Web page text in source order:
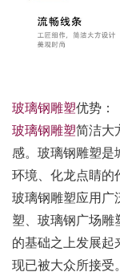
玻璃钢雕塑优势：
玻璃钢雕塑简洁大
感。玻璃钢雕塑是
环境、化龙点睛的
玻璃钢雕塑应用广
塑、玻璃钢广场雕
的基础之上发展起
现已被大众所接受。